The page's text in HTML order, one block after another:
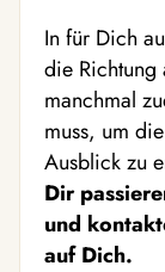
In für Dich
die Richtung
manchmal
muss, um
Ausblick zu
Dir
und
auf Dich.